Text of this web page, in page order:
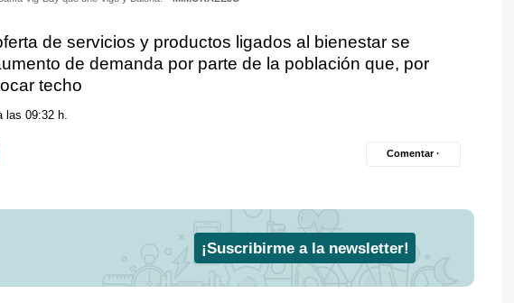
de servicios y productos ligados al bienestar se
de demanda por parte de la población que, por
techo
las 09:32 h.
Comentar ·
¡Suscribirme a la newsletter!